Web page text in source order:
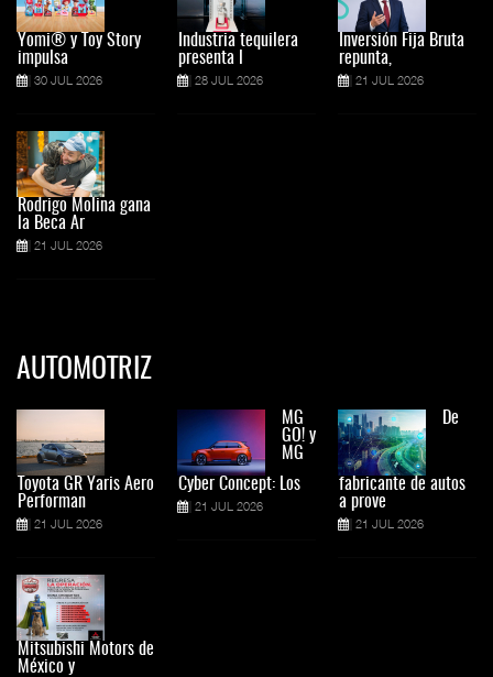
Yomi® y Toy Story
impulsa
30 JUL 2026
Rodrigo Molina gana
la Beca Ar
21 JUL 2026
Industria tequilera
presenta l
28 JUL 2026
Inversión Fija Bruta
repunta,
21 JUL 2026
AUTOMOTRIZ
Toyota GR Yaris Aero
Performan
21 JUL 2026
Mitsubishi Motors de
México y
MG
GO! y
MG
Cyber Concept: Los
21 JUL 2026
De
fabricante de autos
a prove
21 JUL 2026